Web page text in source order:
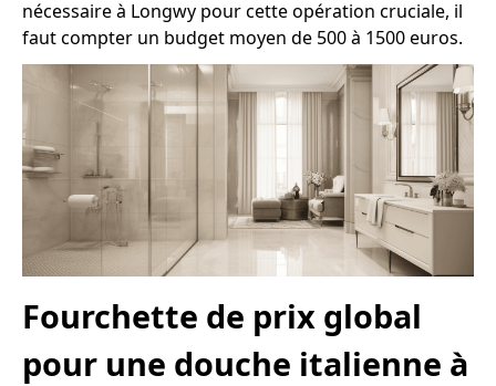
nécessaire à Longwy pour cette opération cruciale, il
faut compter un budget moyen de 500 à 1500 euros.
Fourchette de prix global
pour une douche italienne à